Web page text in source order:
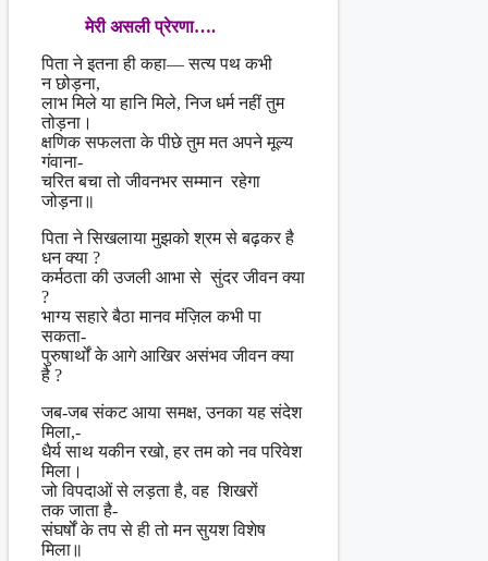
मेरी असली प्रेरणा….
पिता ने इतना ही कहा— सत्य पथ कभी
न छोड़ना,
लाभ मिले या हानि मिले, निज धर्म नहीं तुम
तोड़ना।
क्षणिक सफलता के पीछे तुम मत अपने मूल्य
गंवाना-
चरित बचा तो जीवनभर सम्मान रहेगा
जोड़ना॥
पिता ने सिखलाया मुझको श्रम से बढ़कर है
धन क्या ?
कर्मठता की उजली आभा से सुंदर जीवन क्या
?
भाग्य सहारे बैठा मानव मंज़िल कभी पा
सकता-
पुरुषार्थों के आगे आखिर असंभव जीवन क्या
है ?
जब-जब संकट आया समक्ष, उनका यह संदेश
मिला,-
धैर्य साथ यकीन रखो, हर तम को नव परिवेश
मिला।
जो विपदाओं से लड़ता है, वह शिखरों
तक जाता है-
संघर्षों के तप से ही तो मन सुयश विशेष
मिला॥